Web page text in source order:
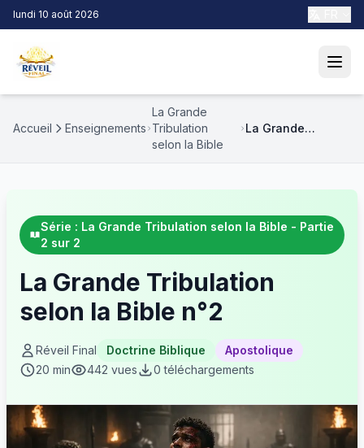
lundi 10 août 2026
Accueil Enseignements
La Grande
Tribulation
selon la Bible
La Grande
Série : La Grande Tribulation selon la Bible - Partie
2 sur 2
La Grande Tribulation
selon la Bible n°2
Réveil Final Doctrine Biblique
Apostolique
20 min
442 vues 0 téléchargements